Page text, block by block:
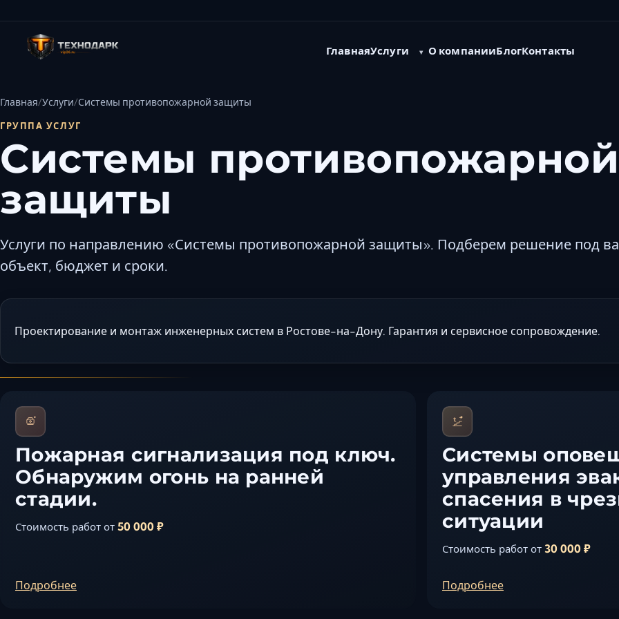
ГлавнаяУслуги О компанииБлогКонтакты
Главная Услуги Системы противопожарной защиты
ГРУППА УСЛУГ
Системы противопожарной
защиты
Услуги по направлению «Системы противопожарной защиты». Подберем решение под
объект, бюджет и сроки.
Проектирование и монтаж инженерных систем в Ростове-на-Дону. Гарантия и сервисное сопровождение.
Пожарная сигнализация под ключ.
Обнаружим огонь на ранней
стадии.
Стоимость работ от 50 000 ₽
Подробнее
Системы
управления
спасения в
ситуации
Стоимость работ от 30 000 ₽
Подробнее